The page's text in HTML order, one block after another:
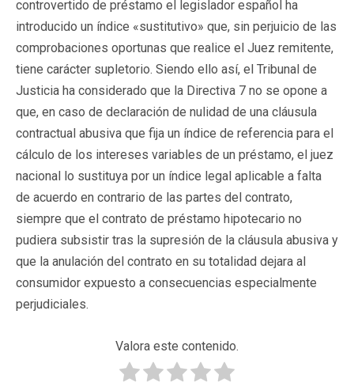
controvertido de préstamo el legislador español ha
introducido un índice «sustitutivo» que, sin perjuicio de las
comprobaciones oportunas que realice el Juez remitente,
tiene carácter supletorio. Siendo ello así, el Tribunal de
Justicia ha considerado que la Directiva 7 no se opone a
que, en caso de declaración de nulidad de una cláusula
contractual abusiva que fija un índice de referencia para el
cálculo de los intereses variables de un préstamo, el juez
nacional lo sustituya por un índice legal aplicable a falta
de acuerdo en contrario de las partes del contrato,
siempre que el contrato de préstamo hipotecario no
pudiera subsistir tras la supresión de la cláusula abusiva y
que la anulación del contrato en su totalidad dejara al
consumidor expuesto a consecuencias especialmente
perjudiciales.
Valora este contenido.